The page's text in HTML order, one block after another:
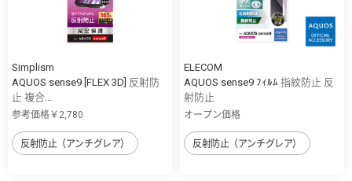
Simplism
AQUOS sense9 [FLEX 3D] 反射防
止 複合...
参考価格￥2,780
反射防止（アンチグレア）
ELECOM
AQUOS sense9 ﾌｨﾙﾑ 指紋防止 反
射防止
オープン価格
反射防止（アンチグレア）